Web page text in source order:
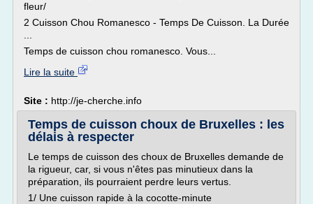
fleur/
2 Cuisson Chou Romanesco - Temps De Cuisson. La Durée
Temps de cuisson chou romanesco. Vous...
Lire la suite
Site : http://je-cherche.info
Temps de cuisson choux de Bruxelles : les
délais à respecter
Le temps de cuisson des choux de Bruxelles demande de
la rigueur, car, si vous n'êtes pas minutieux dans la
préparation, ils pourraient perdre leurs vertus.
1/ Une cuisson rapide à la cocotte-minute